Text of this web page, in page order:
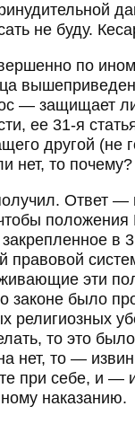
не буду.
по
— защищает
ее 31-я
другой (не
нет, то почему?
Ответ
положения
в
правовой
эти
законе было
религиозных
то это
нет, то —
при себе, и —
наказанию.